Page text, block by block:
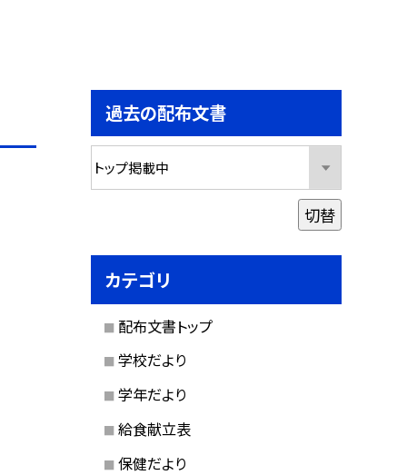
過去の配布文書
切替
カテゴリ
配布文書トップ
学校だより
学年だより
給食献立表
保健だより